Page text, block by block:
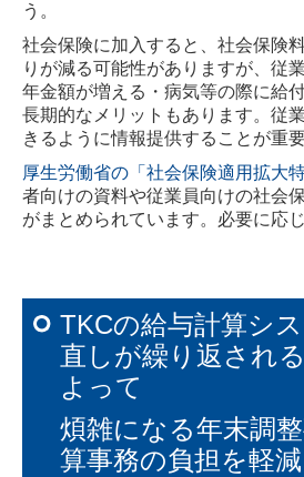
う。
社会保険に加入すると、社会保険
りが減る可能性がありますが、従
年金額が増える・病気等の際に給
長期的なメリットもあります。従
きるように情報提供することが重要
厚生労働省の「社会保険適用拡大
者向けの資料や従業員向けの社会
がまとめられています。必要に応
TKCの給与計算シ
直しが繰り返され
よって
煩雑になる年末調
算事務の負担を軽